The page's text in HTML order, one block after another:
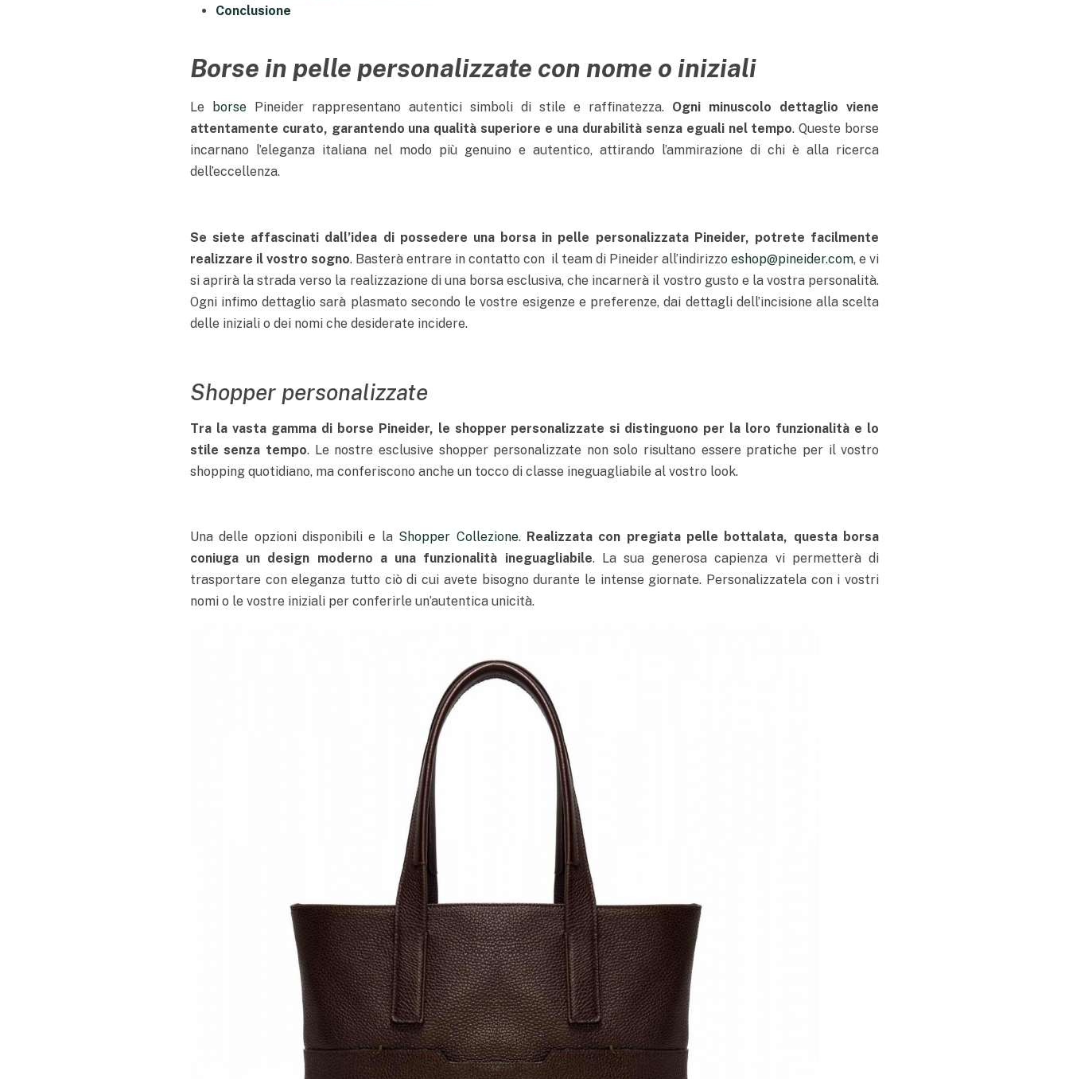
Conclusione
Borse in pelle personalizzate con nome o iniziali
Le borsePineider rappresentano autentici simboli di stile e raffinatezza. Ogni minuscolo dettaglio viene
attentamente curato, garantendo una qualità superiore e una durabilità senza eguali nel tempo. Queste borse
incarnano l’eleganza italiana nel modo più genuino e autentico, attirando l’ammirazione di chi è alla ricerca
dell’eccellenza.
Se siete affascinati dall’idea di possedere una borsa in pelle personalizzata Pineider, potrete facilmente
realizzare il vostro sogno. Basterà entrare in contatto con il team di Pineider all’indirizzoeshop@pineider.com, e vi
si aprirà la strada verso la realizzazione di una borsa esclusiva, che incarnerà il vostro gusto e la vostra personalità.
Ogni infimo dettaglio sarà plasmato secondo le vostre esigenze e preferenze, dai dettagli dell’incisione alla scelta
delle iniziali o dei nomi che desiderate incidere.
Shopper personalizzate
Tra la vasta gamma di borse Pineider, le shopper personalizzate si distinguono per la loro funzionalità e lo
stile senza tempo. Le nostre esclusive shopper personalizzate non solo risultano essere pratiche per il vostro
shopping quotidiano, ma conferiscono anche un tocco di classe ineguagliabile al vostro look.
Una delle opzioni disponibili e la Shopper Collezione. Realizzata con pregiata pelle bottalata, questa borsa
coniuga un design moderno a una funzionalità ineguagliabile. La sua generosa capienza vi permetterà di
trasportare con eleganza tutto ciò di cui avete bisogno durante le intense giornate. Personalizzatela con i vostri
nomi o le vostre iniziali per conferirle un’autentica unicità.